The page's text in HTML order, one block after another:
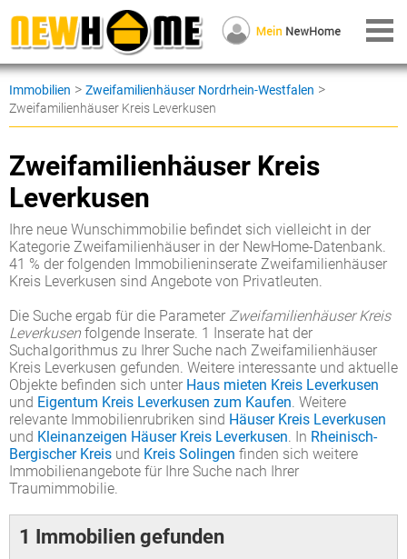
Immobilien > Zweifamilienhäuser Nordrhein-Westfalen >
Zweifamilienhäuser Kreis Leverkusen
Zweifamilienhäuser Kreis
Leverkusen
Ihre neue Wunschimmobilie befindet sich vielleicht in der
Kategorie Zweifamilienhäuser in der NewHome-Datenbank.
41 % der folgenden Immobilieninserate Zweifamilienhäuser
Kreis Leverkusen sind Angebote von Privatleuten.
Die Suche ergab für die Parameter Zweifamilienhäuser Kreis
Leverkusen folgende Inserate. 1 Inserate hat der
Suchalgorithmus zu Ihrer Suche nach Zweifamilienhäuser
Kreis Leverkusen gefunden. Weitere interessante und aktuelle
Objekte befinden sich unter Haus mieten Kreis Leverkusen
und Eigentum Kreis Leverkusen zum Kaufen. Weitere
relevante Immobilienrubriken sind Häuser Kreis Leverkusen
und Kleinanzeigen Häuser Kreis Leverkusen. In Rheinisch-
Bergischer Kreis und Kreis Solingen finden sich weitere
Immobilienangebote für Ihre Suche nach Ihrer
Traumimmobilie.
1 Immobilien gefunden